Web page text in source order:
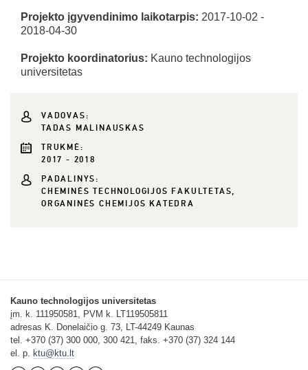
Projekto įgyvendinimo laikotarpis: 2017-10-02 -
2018-04-30
Projekto koordinatorius: Kauno technologijos
universitetas
VADOVAS:
TADAS MALINAUSKAS
TRUKMĖ:
2017 - 2018
PADALINYS:
CHEMINĖS TECHNOLOGIJOS FAKULTETAS,
ORGANINĖS CHEMIJOS KATEDRA
Kauno technologijos universitetas
įm. k. 111950581, PVM k. LT119505811
adresas K. Donelaičio g. 73, LT-44249 Kaunas
tel. +370 (37) 300 000, 300 421, faks. +370 (37) 324 144
el. p. ktu@ktu.lt